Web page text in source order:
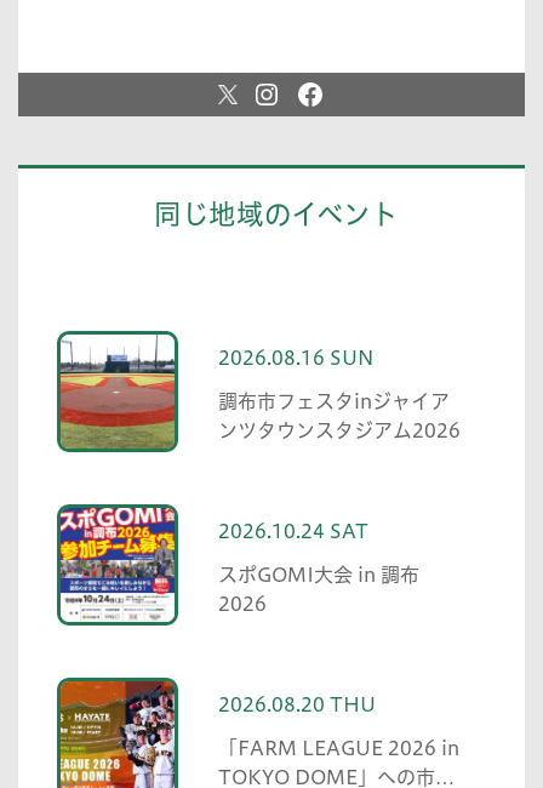
同じ地域のイベント
2026.08.16 SUN
調布市フェスタinジャイア
ンツタウンスタジアム2026
2026.10.24 SAT
スポGOMI大会 in 調布
2026
2026.08.20 THU
「FARM LEAGUE 2026 in
TOKYO DOME」への市民